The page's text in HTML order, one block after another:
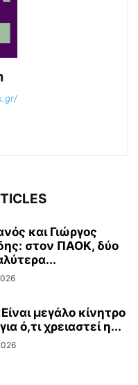
και Γιώργος
στον ΠΑΟΚ, δύο
μεγάλο κίνητρο
ό,τι χρειαστεί η...